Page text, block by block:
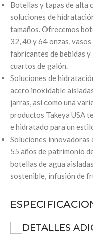
Botellas y tapas de alta
soluciones de
tamaños. Ofrecemos
32, 40 y 64 onzas,
fabricantes de bebidas
cuartos de galón.
Soluciones de
acero inoxidable
jarras, así como una
productos Takeya USA
e hidratado para un
Soluciones innovadoras
55 años de patrimonio
botellas de agua
sostenible, infusión de
DETALLES